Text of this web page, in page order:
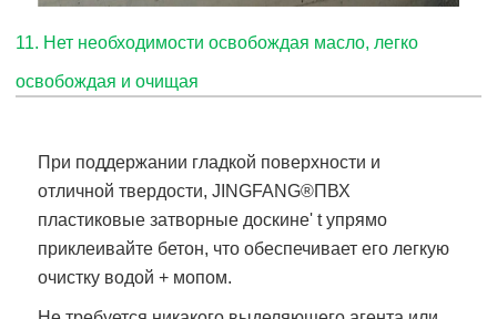
11. Нет необходимости освобождая масло, легко
освобождая и очищая
При поддержании гладкой поверхности и
отличной твердости,JINGFANG®ПВХ
пластиковые затворные доскине' t упрямо
приклеивайте бетон, что обеспечивает его легкую
очистку водой + мопом.